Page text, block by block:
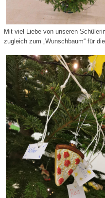
Mit viel Liebe von unseren
zugleich zum „Wunschbaum“ für